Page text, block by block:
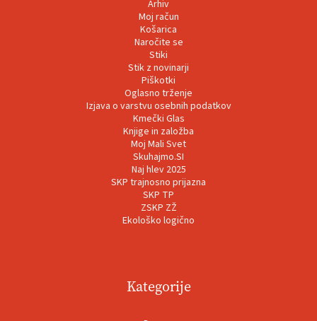
Arhiv
Moj račun
Košarica
Naročite se
Stiki
Stik z novinarji
Piškotki
Oglasno trženje
Izjava o varstvu osebnih podatkov
Kmečki Glas
Knjige in založba
Moj Mali Svet
Skuhajmo.SI
Naj hlev 2025
SKP trajnosno prijazna
SKP TP
ZSKP ZŽ
Ekološko logično
Kategorije